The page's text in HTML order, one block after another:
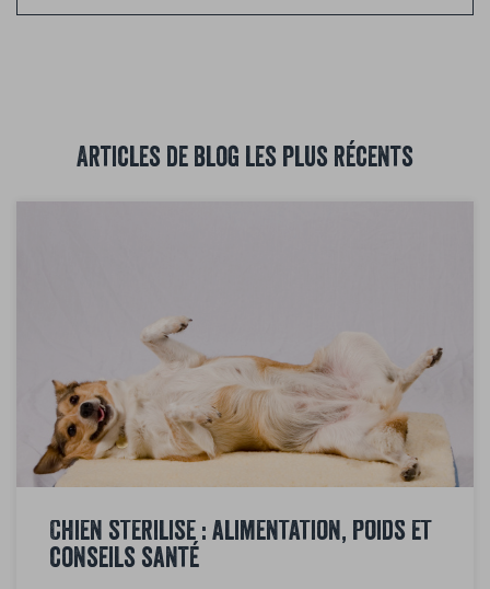
Articles de blog les plus récents
Chien stérilisé : alimentation, poids et
conseils santé